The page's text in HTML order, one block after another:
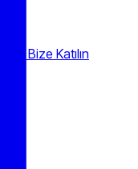
Bize Katılın